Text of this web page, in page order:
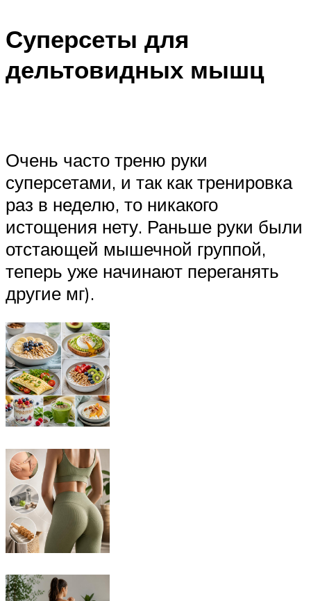
Суперсеты для
дельтовидных мышц
Очень часто треню руки
суперсетами, и так как тренировка
раз в неделю, то никакого
истощения нету. Раньше руки были
отстающей мышечной группой,
теперь уже начинают переганять
другие мг).